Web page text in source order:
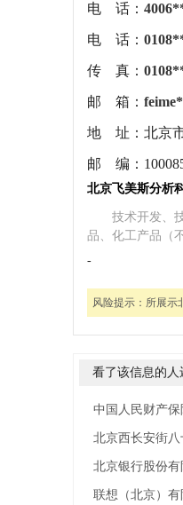
电 话：
电 话：
传 真：
邮 箱：
地 址： 北京
邮 编：
北京飞美斯分析
技术开发、
品、化工产品（
-
风险提示： 所展示
看了该信息的人
中国人民财产
北京西长安街八
北京银行股份有
联想（北京）有